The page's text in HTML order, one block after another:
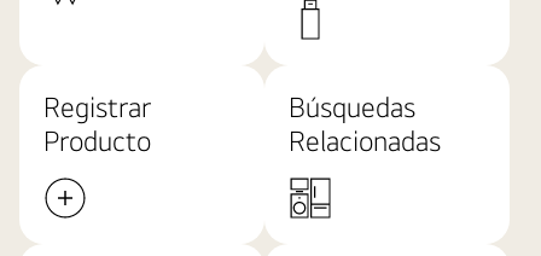
Registrar
Producto
Búsquedas
Relacionadas